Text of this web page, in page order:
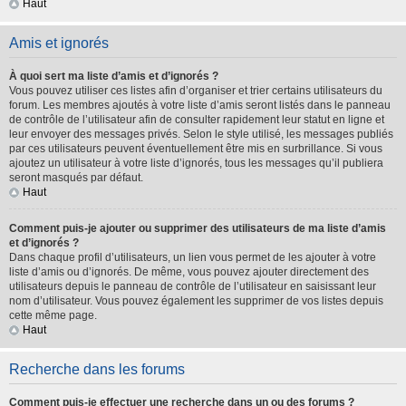
Haut
Amis et ignorés
À quoi sert ma liste d’amis et d’ignorés ?
Vous pouvez utiliser ces listes afin d’organiser et trier certains utilisateurs du
forum. Les membres ajoutés à votre liste d’amis seront listés dans le panneau
de contrôle de l’utilisateur afin de consulter rapidement leur statut en ligne et
leur envoyer des messages privés. Selon le style utilisé, les messages publiés
par ces utilisateurs peuvent éventuellement être mis en surbrillance. Si vous
ajoutez un utilisateur à votre liste d’ignorés, tous les messages qu’il publiera
seront masqués par défaut.
Haut
Comment puis-je ajouter ou supprimer des utilisateurs de ma liste d’amis
et d’ignorés ?
Dans chaque profil d’utilisateurs, un lien vous permet de les ajouter à votre
liste d’amis ou d’ignorés. De même, vous pouvez ajouter directement des
utilisateurs depuis le panneau de contrôle de l’utilisateur en saisissant leur
nom d’utilisateur. Vous pouvez également les supprimer de vos listes depuis
cette même page.
Haut
Recherche dans les forums
Comment puis-je effectuer une recherche dans un ou des forums ?